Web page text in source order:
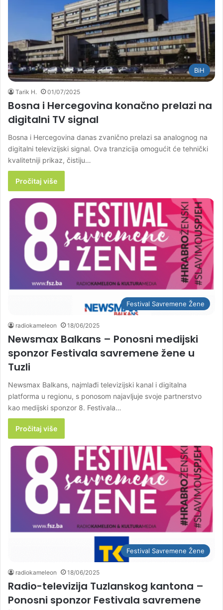
BiH
Tarik H. 01/07/2025
Bosna i Hercegovina konačno prelazi na
digitalni TV signal
Bosna i Hercegovina danas zvanično prelazi sa analognog na
digitalni televizijski signal. Ova tranzicija omogućit će tehnički
kvalitetniji prikaz, čistiju…
Pročitaj više
Festival Savremene Žene
radiokameleon 18/06/2025
Newsmax Balkans – Ponosni medijski
sponzor Festivala savremene žene u
Tuzli
Newsmax Balkans, najmlađi televizijski kanal i digitalna
platforma u regionu, s ponosom najavljuje svoje partnerstvo
kao medijski sponzor 8. Festivala…
Pročitaj više
Festival Savremene Žene
radiokameleon 18/06/2025
Radio-televizija Tuzlanskog kantona –
Ponosni sponzor Festivala savremene